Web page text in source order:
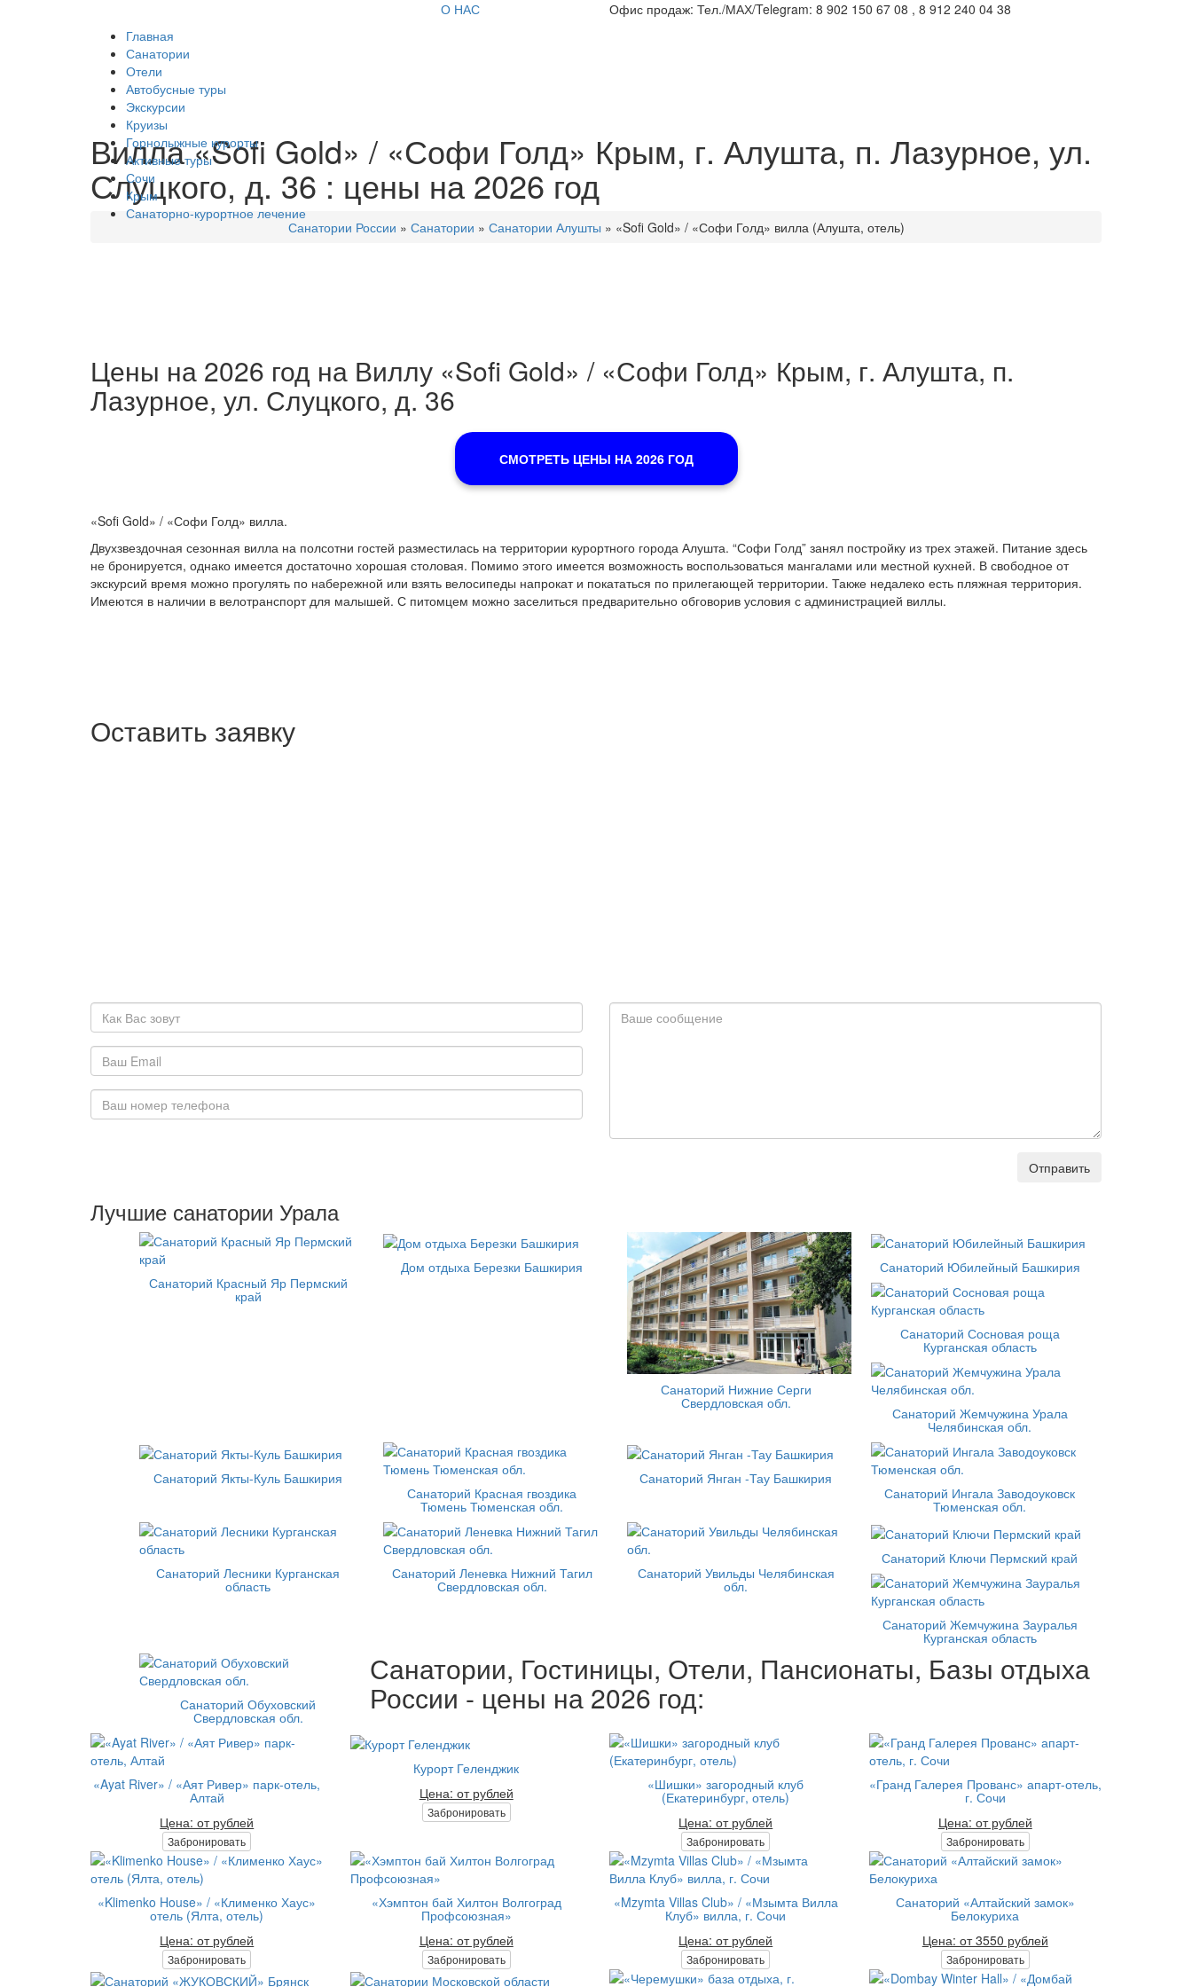
О НАС
Офис продаж: Тел./МАХ/Telegram: 8 902 150 67 08 , 8 912 240 04 38
Главная
Санатории
Отели
Автобусные туры
Экскурсии
Круизы
Горнолыжные курорты
Активные туры
Сочи
Крым
Санаторно-курортное лечение
Вилла «Sofi Gold» / «Софи Голд» Крым, г. Алушта, п. Лазурное, ул.
Слуцкого, д. 36 : цены на 2026 год
Санатории России » Санатории » Санатории Алушты » «Sofi Gold» / «Софи Голд» вилла (Алушта, отель)
Цены на 2026 год на Виллу «Sofi Gold» / «Софи Голд» Крым, г. Алушта, п.
Лазурное, ул. Слуцкого, д. 36
СМОТРЕТЬ ЦЕНЫ НА 2026 ГОД
«Sofi Gold» / «Софи Голд» вилла.
Двухзвездочная сезонная вилла на полсотни гостей разместилась на территории курортного города Алушта. “Софи Голд” занял постройку из трех этажей. Питание здесь
не бронируется, однако имеется достаточно хорошая столовая. Помимо этого имеется возможность воспользоваться мангалами или местной кухней. В свободное от
экскурсий время можно прогулять по набережной или взять велосипеды напрокат и покататься по прилегающей территории. Также недалеко есть пляжная территория.
Имеются в наличии в велотранспорт для малышей. С питомцем можно заселиться предварительно обговорив условия с администрацией виллы.
Оставить заявку
Отправить
Лучшие санатории Урала
Санаторий Красный Яр Пермский
край
Дом отдыха Березки Башкирия
Санаторий Нижние Серги
Свердловская обл.
Санаторий Юбилейный Башкирия
Санаторий Сосновая роща
Курганская область
Санаторий Жемчужина Урала
Челябинская обл.
Санаторий Якты-Куль Башкирия
Санаторий Красная гвоздика
Тюмень Тюменская обл.
Санаторий Янган -Тау Башкирия
Санаторий Ингала Заводоуковск
Тюменская обл.
Санаторий Лесники Курганская
область
Санаторий Леневка Нижний Тагил
Свердловская обл.
Санаторий Увильды Челябинская
обл.
Санаторий Ключи Пермский край
Санаторий Жемчужина Зауралья
Курганская область
Санаторий Обуховский
Свердловская обл.
Санатории, Гостиницы, Отели, Пансионаты, Базы отдыха
России - цены на 2026 год:
«Ayat River» / «Аят Ривер» парк-отель,
Алтай
Цена: от рублей
Забронировать
Курорт Геленджик
Цена: от рублей
Забронировать
«Шишки» загородный клуб
(Екатеринбург, отель)
Цена: от рублей
Забронировать
«Гранд Галерея Прованс» апарт-отель,
г. Сочи
Цена: от рублей
Забронировать
«Klimenko House» / «Клименко Хаус»
отель (Ялта, отель)
Цена: от рублей
Забронировать
«Хэмптон бай Хилтон Волгоград
Профсоюзная»
Цена: от рублей
Забронировать
«Mzymta Villas Club» / «Мзымта Вилла
Клуб» вилла, г. Сочи
Цена: от рублей
Забронировать
Санаторий «Алтайский замок»
Белокуриха
Цена: от 3550 рублей
Забронировать